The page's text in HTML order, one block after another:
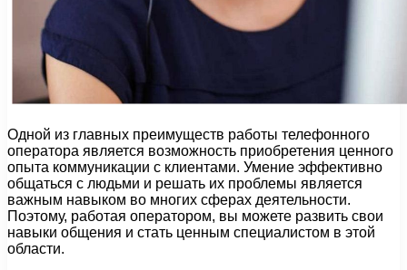
Одной из главных преимуществ работы телефонного
оператора является возможность приобретения ценного
опыта коммуникации с клиентами. Умение эффективно
общаться с людьми и решать их проблемы является
важным навыком во многих сферах деятельности.
Поэтому, работая оператором, вы можете развить свои
навыки общения и стать ценным специалистом в этой
области.